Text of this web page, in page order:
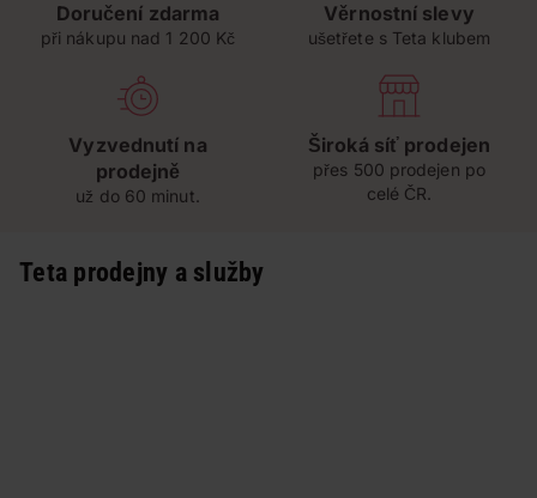
Doručení zdarma
při nákupu nad 1 200 Kč
Věrnostní slevy
ušetřete s Teta klubem
Vyzvednutí na
prodejně
už do 60 minut.
Široká síť prodejen
přes 500 prodejen po
celé ČR.
Teta prodejny a služby